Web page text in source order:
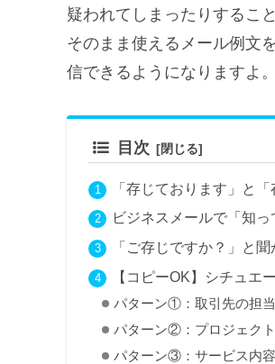
疑われてしまったりするこ
そのまま使えるメール例文
信できるようになりますよ。
目次
「存じております」と
ビジネスメールで「知
「ご存じですか？」と
【コピーOK】シチュエ
パターン①：取引先の担
パターン②：プロジェク
パターン③：サービス内